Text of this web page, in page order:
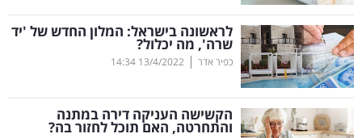
רכב
בריאות
תרבות
ופנאי
לראשונה בישראל: המלון החדש של 'יד
שרה', מה יכלול?
כפיר אדר |
13/4/2022
14:34
הקשישה העניקה דירה במתנה
והתחרטה, האם תוכל לחזור בה?